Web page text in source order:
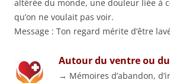
altérée du monde, une douleur liée à
qu’on ne voulait pas voir.
Message : Ton regard mérite d’être
Autour du ventre ou
→ Mémoires d’abandon,